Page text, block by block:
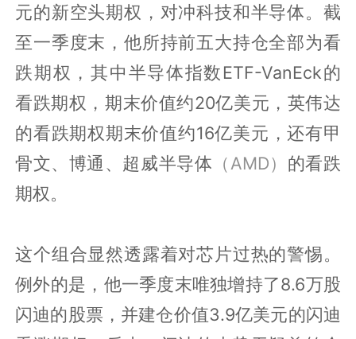
元的新空头期权，对冲科技和半导体。截
至一季度末，他所持前五大持仓全部为看
跌期权，其中半导体指数ETF-VanEck的
看跌期权，期末价值约20亿美元，英伟达
的看跌期权期末价值约16亿美元，还有甲
骨文、博通、超威半导体 （AMD） 的看跌
期权。
这个组合显然透露着对芯片过热的警惕。
例外的是，他一季度末唯独增持了8.6万股
闪迪的股票，并建仓价值3.9亿美元的闪迪